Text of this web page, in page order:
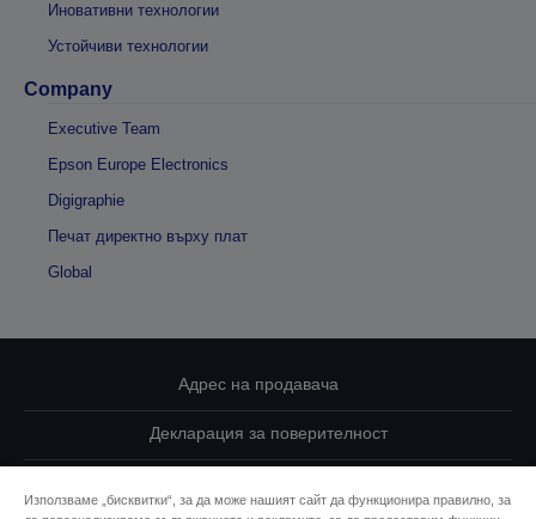
Иновативни технологии
Устойчиви технологии
Company
Executive Team
Epson Europe Electronics
Digigraphie
Печат директно върху плат
Global
Адрес на продавача
Декларация за поверителност
Използваме „бисквитки“, за да може нашият сайт да функционира правилно, за